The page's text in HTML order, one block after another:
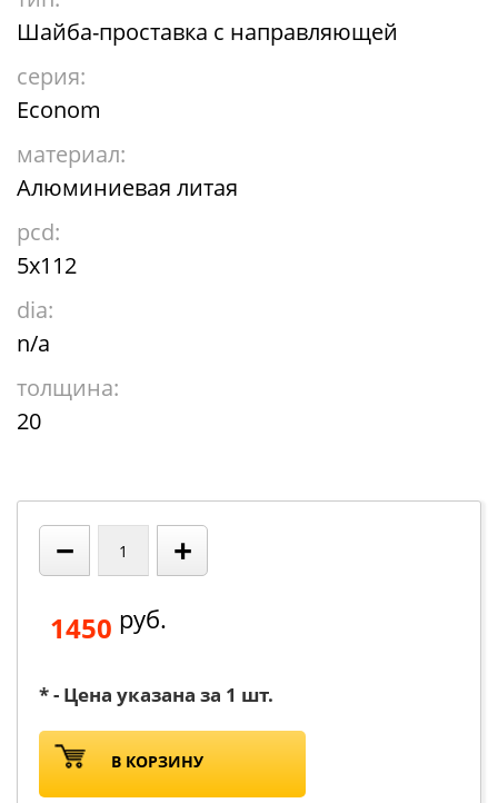
Шайба-проставка с направляющей
серия:
Econom
материал:
Алюминиевая литая
pcd:
5x112
dia:
n/a
толщина:
20
− +
1450 руб.
* - Цена указана за 1 шт.
В КОРЗИНУ